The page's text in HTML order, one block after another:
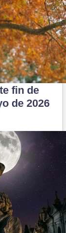
fin de
de 2026